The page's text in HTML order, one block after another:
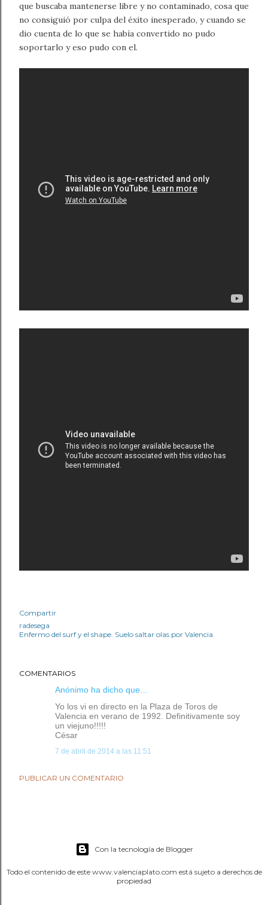
que buscaba mantenerse libre y no contaminado, cosa que
no consiguió por culpa del éxito inesperado, y cuando se
dio cuenta de lo que se había convertido no pudo
soportarlo y eso pudo con el.
Compartir
radesega
Enfermo del surf y el shape. Suelo saltar olas por Valencia.
COMENTARIOS
Anónimo ha dicho que…
Yo los vi en directo en la Plaza de Toros de
Valencia en verano de 1992. Definitivamente soy
un viejuno!!!!!
César
7 de abril de 2014 a las 11:51
PUBLICAR UN COMENTARIO
Con la tecnología de Blogger
Todo el contenido de este www.valenciaplato.com está sujeto a derechos de
propiedad